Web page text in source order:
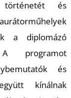
történetét és
a diplomázó
programot
és
kínálnak